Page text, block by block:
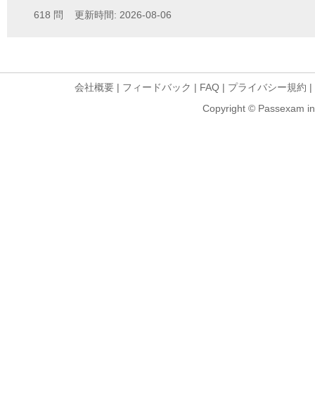
618 問 更新時間: 2026-08-06
会社概要 | フィードバック | FAQ | プライバシー規約 |
Copyright © Passexam